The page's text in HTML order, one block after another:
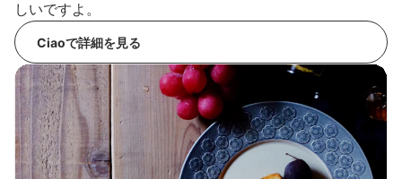
しいですよ。
Ciaoで詳細を見る